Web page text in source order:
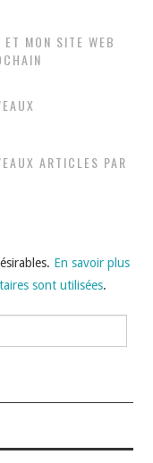
MON SITE WEB
ARTICLES PAR
En savoir plus
sont utilisées.